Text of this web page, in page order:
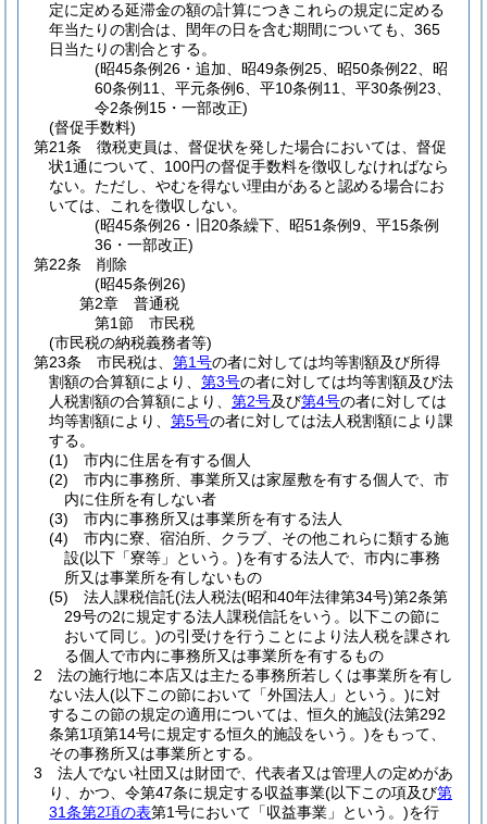
定に定める延滞金の額の計算につきこれらの規定に定める
年当たりの割合は、閏年の日を含む期間についても、365
日当たりの割合とする。
(昭45条例26・追加、昭49条例25、昭50条例22、昭
60条例11、平元条例6、平10条例11、平30条例23、
令2条例15・一部改正)
(督促手数料)
第21条
徴税吏員は、督促状を発した場合においては、督促
状1通について、100円の督促手数料を徴収しなければなら
ない。 ただし、やむを得ない理由があると認める場合にお
いては、これを徴収しない。
(昭45条例26・旧20条繰下、昭51条例9、平15条例
36・一部改正)
第22条
削除
(昭45条例26)
第2章
普通税
第1節
市民税
(市民税の納税義務者等)
第23条
市民税は、 第1号の者に対しては均等割額及び所得
割額の合算額により、 第3号の者に対しては均等割額及び法
人税割額の合算額により、 第2号及び第4号の者に対しては
均等割額により、 第5号の者に対しては法人税割額により課
する。
(1)
市内に住居を有する個人
(2)
市内に事務所、事業所又は家屋敷を有する個人で、市
内に住所を有しない者
(3)
市内に事務所又は事業所を有する法人
(4)
市内に寮、宿泊所、クラブ、その他これらに類する施
設(以下「寮等」という。)を有する法人で、市内に事務
所又は事業所を有しないもの
(5)
法人課税信託(法人税法(昭和40年法律第34号)第2条第
29号の2に規定する法人課税信託をいう。以下この節に
おいて同じ。)の引受けを行うことにより法人税を課され
る個人で市内に事務所又は事業所を有するもの
2
法の施行地に本店又は主たる事務所若しくは事業所を有し
ない法人(以下この節において「外国法人」という。)に対
するこの節の規定の適用については、恒久的施設(法第292
条第1項第14号に規定する恒久的施設をいう。)をもって、
その事務所又は事業所とする。
3
法人でない社団又は財団で、代表者又は管理人の定めがあ
り、かつ、令第47条に規定する収益事業(以下この項及び第
31条第2項の表第1号において「収益事業」という。)を行